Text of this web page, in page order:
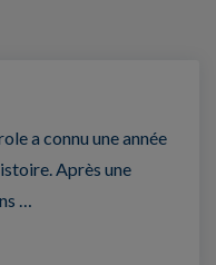
a connu une année
Après une
…